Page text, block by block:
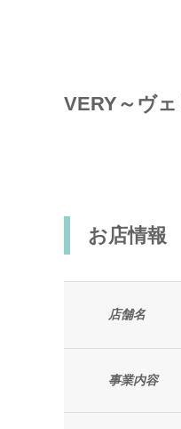
VERY～ヴ
お店情報
店舗名
事業内容